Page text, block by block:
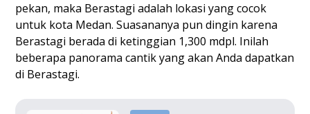
pekan, maka Berastagi adalah lokasi yang cocok
untuk kota Medan. Suasananya pun dingin karena
Berastagi berada di ketinggian 1,300 mdpl. Inilah
beberapa panorama cantik yang akan Anda dapatkan
di Berastagi.